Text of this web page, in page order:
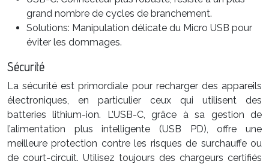
grand nombre de cycles de branchement.
Solutions: Manipulation délicate du Micro USB pour
éviter les dommages.
Sécurité
La sécurité est primordiale pour recharger des appareils
électroniques, en particulier ceux qui utilisent des
batteries lithium-ion. L’USB-C, grâce à sa gestion de
l’alimentation plus intelligente (USB PD), offre une
meilleure protection contre les risques de surchauffe ou
de court-circuit. Utilisez toujours des chargeurs certifiés